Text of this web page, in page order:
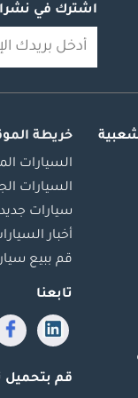
اشترك في
خريطة
السيارات
السيارات
سيارات
أخبار
قم ببيع
تابعنا
قم بتحميل